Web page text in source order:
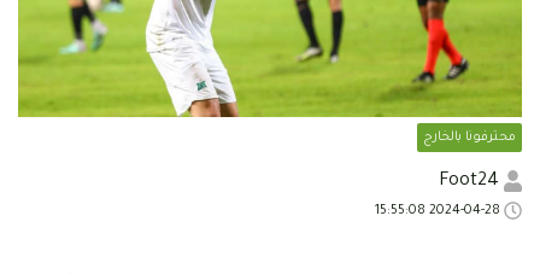
محترفونا بالخارج